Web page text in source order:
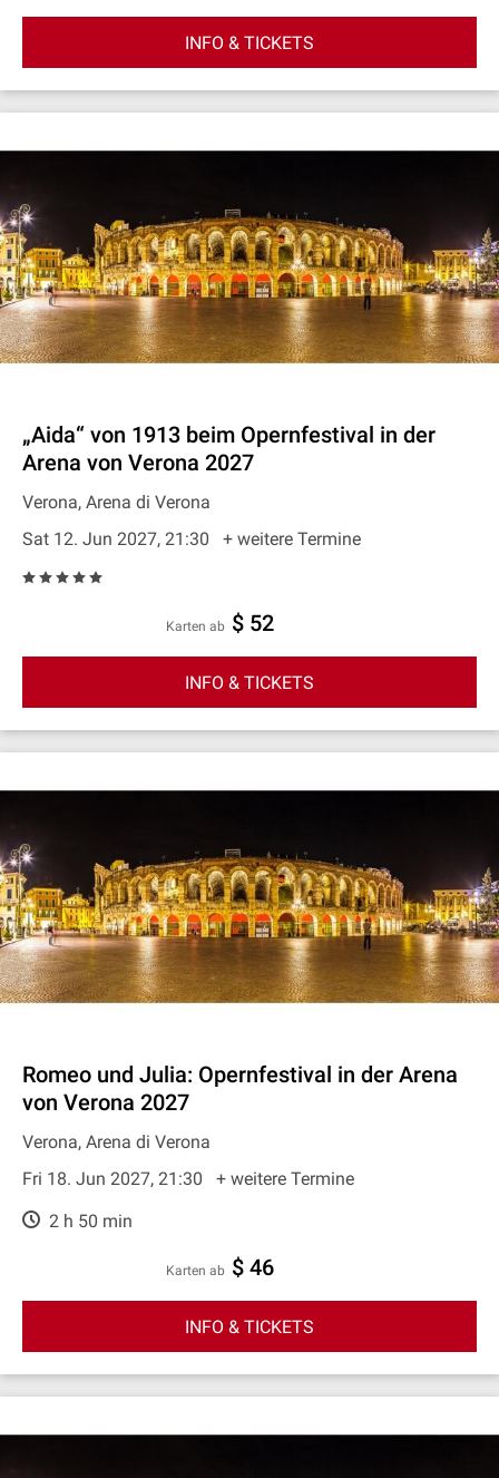
INFO & TICKETS
„Aida“ von 1913 beim Opernfestival in der
Arena von Verona 2027
Verona, Arena di Verona
Sat 12. Jun 2027, 21:30
+ weitere Termine
Karten ab $ 52
INFO & TICKETS
Romeo und Julia: Opernfestival in der Arena
von Verona 2027
Verona, Arena di Verona
Fri 18. Jun 2027, 21:30
+ weitere Termine
2 h 50 min
Karten ab $ 46
INFO & TICKETS